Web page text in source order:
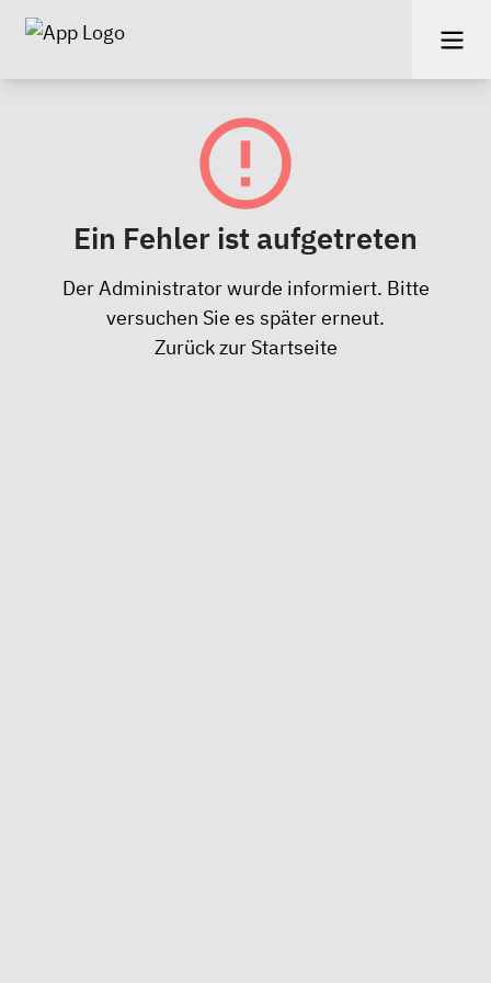
Ein Fehler ist aufgetreten
Der Administrator wurde informiert. Bitte
versuchen Sie es später erneut.
Zurück zur Startseite